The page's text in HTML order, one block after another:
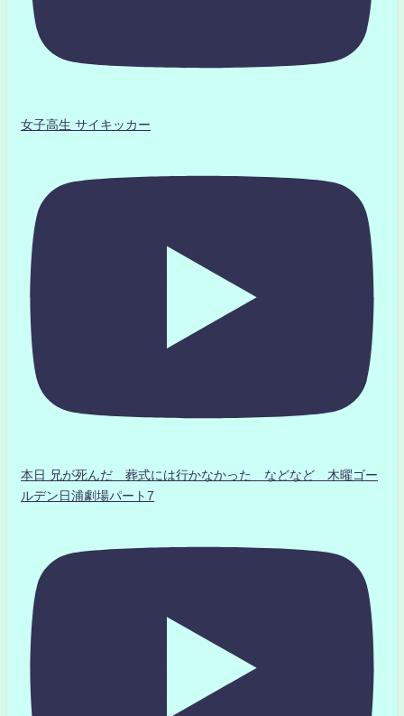
女子高生 サイキッカー
本日 兄が死んだ 葬式には行かなかった などなど 木曜ゴー
ルデン日浦劇場パート7